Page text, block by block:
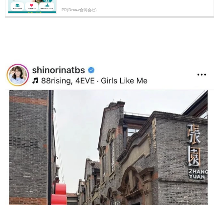
PR(Dreaw合同会社)